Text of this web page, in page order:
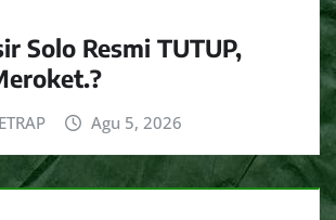
Solo Resmi TUTUP,
Agu 5, 2026